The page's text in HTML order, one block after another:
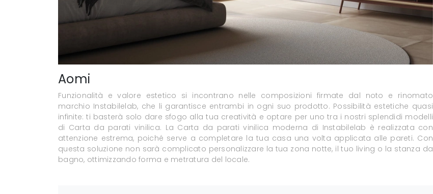
Aomi
Funzionalità e valore estetico si incontrano nelle composizioni firmate dal noto e rinomato
marchio Instabilelab, che li garantisce entrambi in ogni suo prodotto. Possibilità estetiche quasi
infinite: ti basterà solo dare sfogo alla tua creatività e optare per uno tra i nostri splendidi modelli
di Carta da parati vinilica. La Carta da parati vinilica moderna di Instabilelab è realizzata con
attenzione estrema, poiché serve a completare la tua casa una volta applicata alle pareti. Con
questa soluzione non sarà complicato personalizzare la tua zona notte, il tuo living o la stanza da
bagno, ottimizzando forma e metratura del locale.